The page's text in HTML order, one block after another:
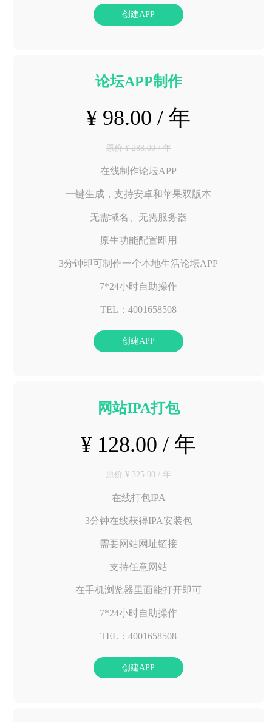
创建APP
论坛APP制作
¥ 98.00 / 年
原价 ¥ 288.00 / 年
在线制作论坛APP
一键生成，支持安卓和苹果双版本
无需域名、无需服务器
原生功能配置即用
3分钟即可制作一个本地生活论坛APP
7*24小时自助操作
TEL：4001658508
创建APP
网站IPA打包
¥ 128.00 / 年
原价 ¥ 325.00 / 年
在线打包IPA
3分钟在线获得IPA安装包
需要网站网址链接
支持任意网站
在手机浏览器里面能打开即可
7*24小时自助操作
TEL：4001658508
创建APP